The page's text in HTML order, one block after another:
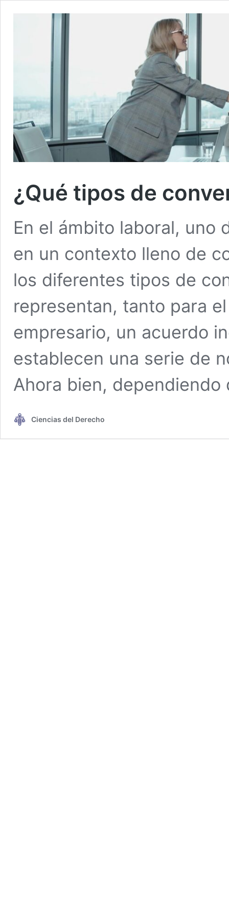
¿Qué tipos de
En el ámbito laboral, uno
en un contexto lleno de
los diferentes tipos de
representan, tanto para
empresario, un acuerdo
establecen una serie de
Ahora bien,
Ciencias del Derecho